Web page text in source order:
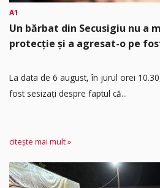
A1
Un bărbat din Secusigiu nu a
protecție și a agresat-o pe
​La data de 6 august, în jurul orei
fost sesizați despre faptul că...
citește mai mult »